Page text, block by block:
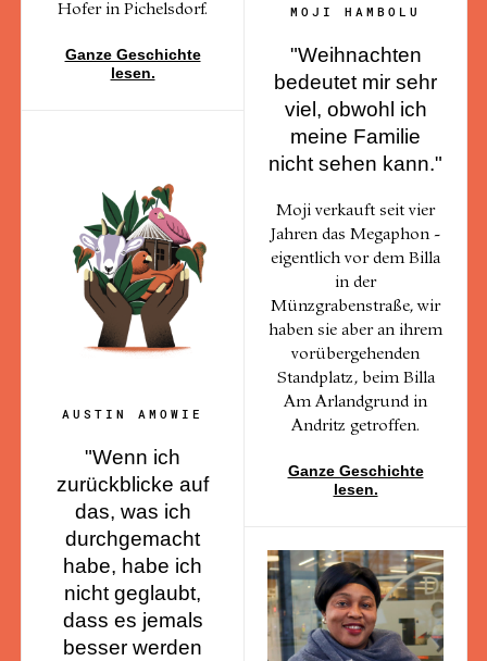
Hofer in Pichelsdorf.
Ganze Geschichte
lesen.
AUSTIN AMOWIE
"Wenn ich
zurückblicke auf
das, was ich
durchgemacht
habe, habe ich
nicht geglaubt,
dass es jemals
besser werden
MOJI HAMBOLU
"Weihnachten
bedeutet mir sehr
viel, obwohl ich
meine Familie
nicht sehen kann."
Moji verkauft seit vier
Jahren das Megaphon -
eigentlich vor dem Billa
in der
Münzgrabenstraße, wir
haben sie aber an ihrem
vorübergehenden
Standplatz, beim Billa
Am Arlandgrund in
Andritz getroffen.
Ganze Geschichte
lesen.